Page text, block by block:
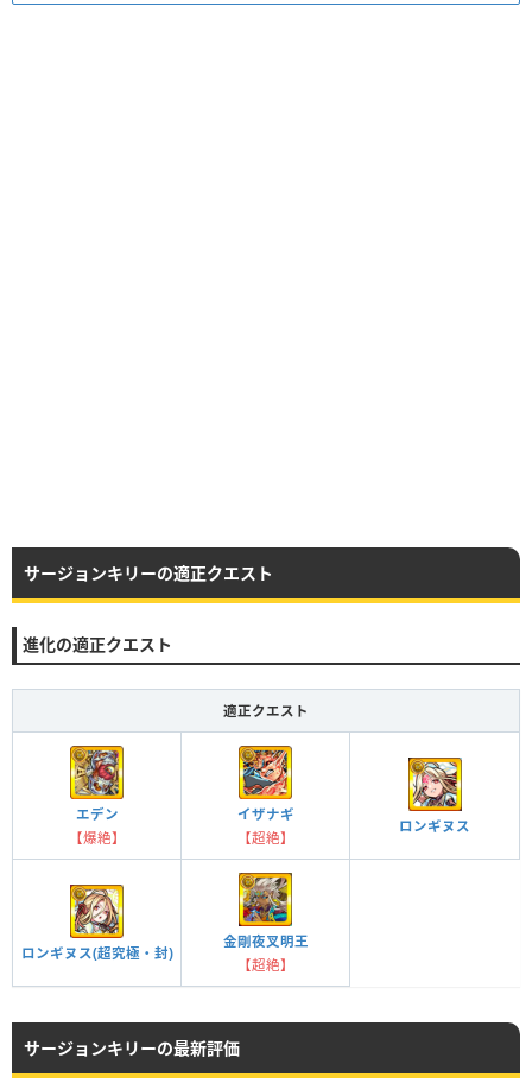
サージョンキリーの適正クエスト
進化の適正クエスト
適正クエスト
エデン
【爆絶】
イザナギ
【超絶】
ロンギヌス
ロンギヌス(超究極・封)
金剛夜叉明王
【超絶】
サージョンキリーの最新評価